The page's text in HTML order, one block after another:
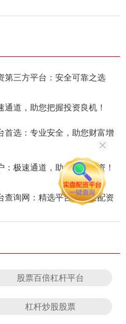
第三方平台：安全可靠之选
道，助您把握投资良机！
首选：专业安全，助您财富增
极速通道，助您轻松投资！
查询网：精选平台，安全配资
股票百倍杠杆平台
杠杆炒股股票